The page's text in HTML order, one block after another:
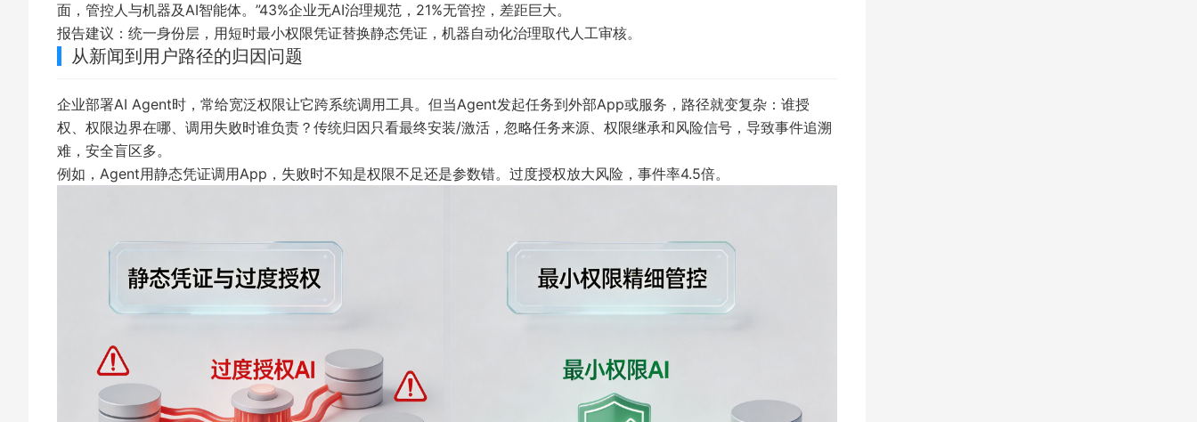
面，管控人与机器及AI智能体。”43%企业无AI治理规范，21%无管控，差距巨大。
报告建议：统一身份层，用短时最小权限凭证替换静态凭证，机器自动化治理取代人工审核。
从新闻到用户路径的归因问题
企业部署AI Agent时，常给宽泛权限让它跨系统调用工具。但当Agent发起任务到外部App或服务，路径就变复杂：谁授
权、权限边界在哪、调用失败时谁负责？传统归因只看最终安装/激活，忽略任务来源、权限继承和风险信号，导致事件追溯
难，安全盲区多。
例如，Agent用静态凭证调用App，失败时不知是权限不足还是参数错。过度授权放大风险，事件率4.5倍。